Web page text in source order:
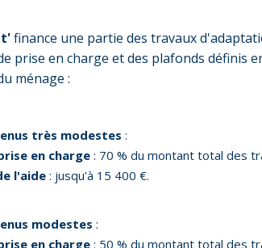
finance une partie des travaux
prise en charge et des plafonds définis
ménage :
très modestes :
en charge: 70 % du montant total des
l'aide: jusqu'à 15 400 €.
modestes :
en charge: 50 % du montant total des